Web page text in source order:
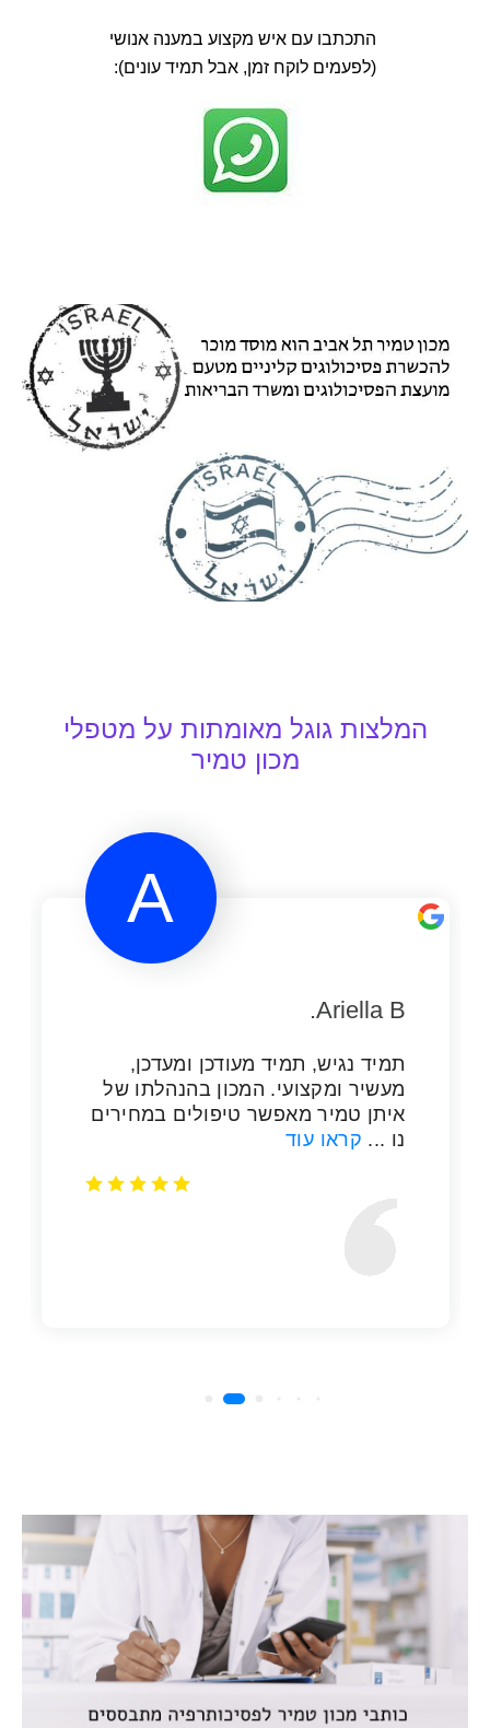
התכתבו עם איש מקצוע במענה אנושי
(לפעמים לוקח זמן, אבל תמיד עונים):